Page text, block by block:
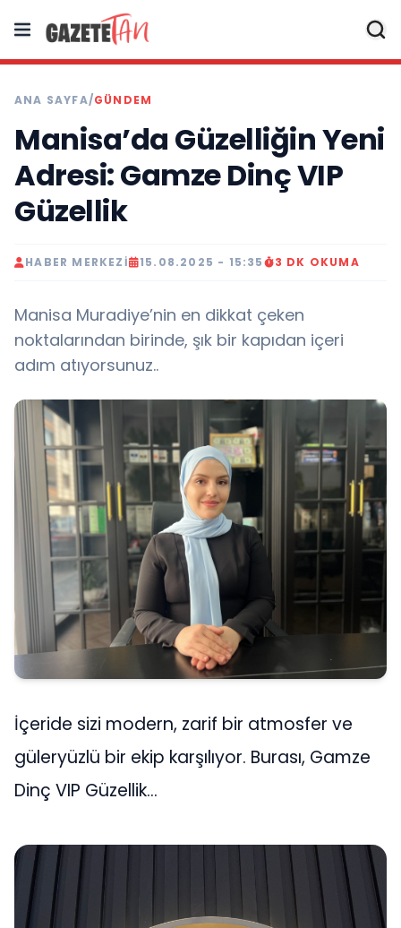
ANA SAYFA/GÜNDEM
Manisa’da Güzelliğin Yeni
Adresi: Gamze Dinç VIP
Güzellik
HABER MERKEZI 15.08.2025 - 15:35 3 DK OKUMA
Manisa Muradiye’nin en dikkat çeken
noktalarından birinde, şık bir kapıdan içeri
adım atıyorsunuz..
İçeride sizi modern, zarif bir atmosfer ve
güleryüzlü bir ekip karşılıyor. Burası, Gamze
Dinç VIP Güzellik…